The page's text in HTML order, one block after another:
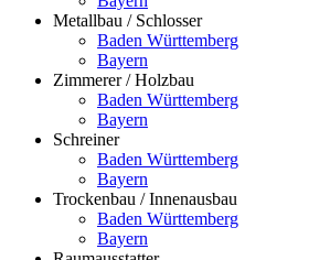
Metallbau / Schlosser
Baden Württemberg
Bayern
Zimmerer / Holzbau
Baden Württemberg
Bayern
Schreiner
Baden Württemberg
Bayern
Trockenbau / Innenausbau
Baden Württemberg
Bayern